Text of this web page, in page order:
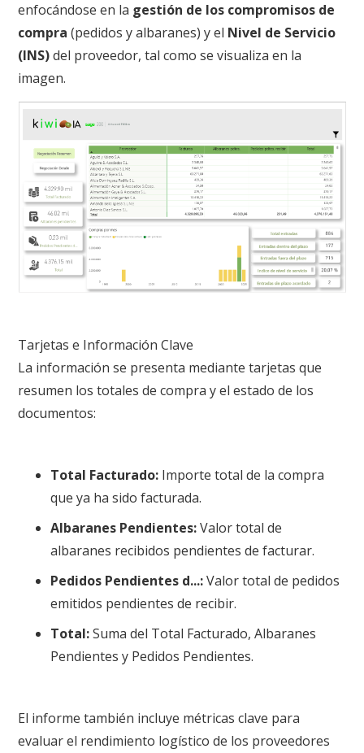
enfocándose en la gestión de los compromisos de
compra (pedidos y albaranes) y el Nivel de Servicio
(INS)del proveedor, tal como se visualiza en la
imagen.
Tarjetas e Información Clave
La información se presenta mediante tarjetas que
resumen los totales de compra y el estado de los
documentos:
Total Facturado: Importe total de la compra
que ya ha sido facturada.
Albaranes Pendientes:Valor total de
albaranes recibidos pendientes de facturar.
Pedidos Pendientes d...:Valor total de pedidos
emitidos pendientes de recibir.
Total:Suma del Total Facturado, Albaranes
Pendientes y Pedidos Pendientes.
El informe también incluye métricas clave para
evaluar el rendimiento logístico de los proveedores